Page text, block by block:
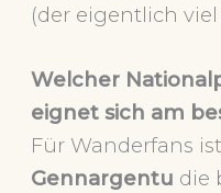
(der eigentlich viel
Welcher
eignet sich am
Für Wanderfans
Gennargentu die